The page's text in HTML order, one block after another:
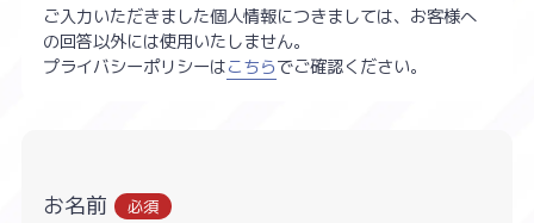
ご入力いただきました個人情報につきましては、お客様へ
の回答以外には使用いたしません。
プライバシーポリシーはこちらでご確認ください。
お名前 必須